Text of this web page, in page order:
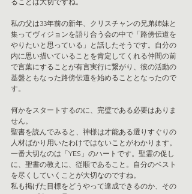
私の父は33年前の新年、クリスチャンの兄弟姉妹と
集ってヴィジョンを語り合う会の中で「路傍伝道を
やりたいと思っている」と話したそうです。自分の
内に思い描いていることを肯定してくれる仲間の前
で言葉にすることが有言実行に繋がり、彼の活動の
基盤ともなった路傍伝道を始めることとなったので
す。
何かをスタートするのに、完璧である必要はありま
せん。
聖書を読んでみると、神様は才能ある選りすぐりの
人材ばかり用いたわけではないことがわかります。
一番大切なのは「YES」のハートです。聖霊の促し
に、聖書の教えに、従順であること。自分のベスト
を尽くしていくことが大切なのですね。
私も掲げた目標をどうやって達成できるのか、その